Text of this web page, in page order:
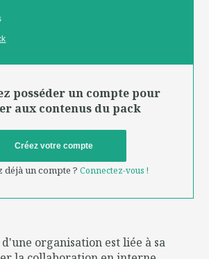
posséder un compte pour
aux contenus du pack
Créez votre compte
déjà un compte ? Connectez-vous !
organisation est liée à sa